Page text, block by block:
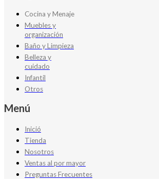
Cocina y Menaje
Muebles y
organización
Baño y Limpieza
Belleza y
cuidado
Infantil
Otros
Menú
Inició
Tienda
Nosotros
Ventas al por mayor
Preguntas Frecuentes